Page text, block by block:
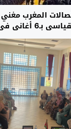
المغرب مغني
في دقيقتين